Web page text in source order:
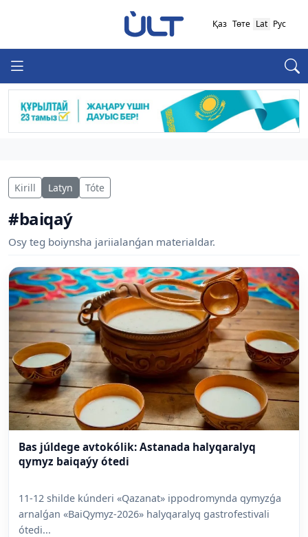
Қаз Төте Lat Рус
Kirill Latyn Tóte
#baiqaý
Osy teg boiynsha jariialanǵan materialdar.
Bas júldege avtokólik: Astanada halyqaralyq
qymyz baiqaýy ótedi
11-12 shilde kúnderi «Qazanat» ippodromynda qymyzǵa
arnalǵan «BaiQymyz-2026» halyqaralyq gastrofestivali
ótedi...